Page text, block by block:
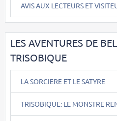
AVIS AUX LECTEURS ET
LES AVENTURES DE
TRISOBIQUE
LA SORCIERE ET LE SATYRE
TRISOBIQUE: LE MONSTRE